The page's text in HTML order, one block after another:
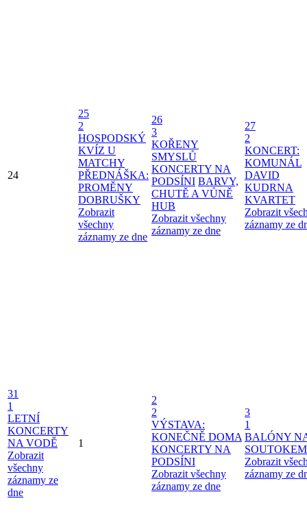
24
25
2
HOSPODSKÝ
KVÍZ U
MATCHY
PŘEDNÁŠKA:
PROMĚNY
DOBRUŠKY
Zobrazit
všechny
záznamy ze dne
26
3
KOŘENY
SMYSLŮ
KONCERTY NA
PODSÍNI BARVY,
CHUTĚ A VŮNĚ
HUB
Zobrazit všechny
záznamy ze dne
27
2
KONCERT:
KOMUNÁL
DAVID
KUDRNA
KVARTET
Zobrazit
záznamy ze
31
1
LETNÍ
KONCERTY
NA VODĚ
Zobrazit
všechny
záznamy ze
dne
1
2
2
VÝSTAVA:
KONEČNĚ DOMA
KONCERTY NA
PODSÍNI
Zobrazit všechny
záznamy ze dne
3
1
BALÓNY
SOUTOKEM
Zobrazit
záznamy ze